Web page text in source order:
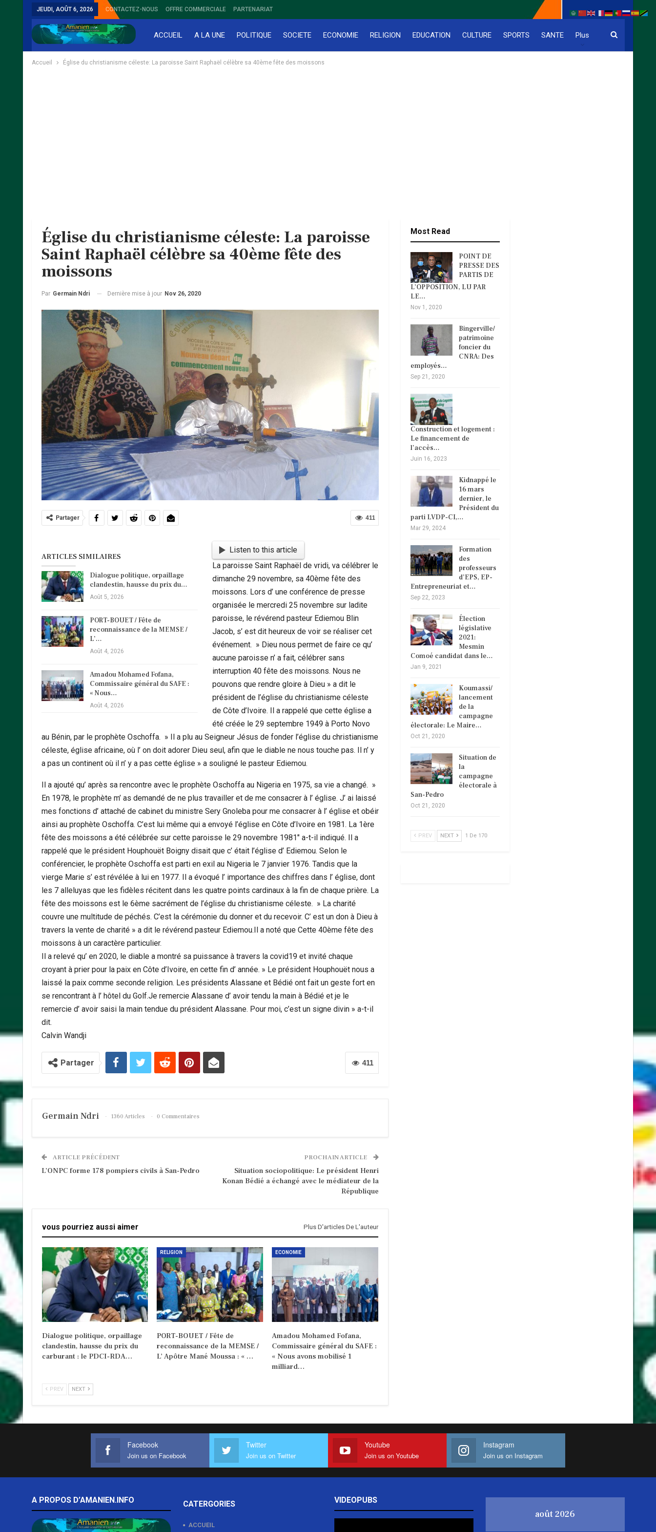
JEUDI, AOÛT 6, 2026 CONTACTEZ-NOUS OFFRE COMMERCIALE PARTENARIAT
ACCUEIL A LA UNE POLITIQUE SOCIETE ECONOMIE RELIGION EDUCATION CULTURE SPORTS SANTE Plus
Accueil Église du christianisme céleste: La paroisse Saint Raphaël célèbre sa 40ème fête des moissons
Église du christianisme céleste: La paroisse
Saint Raphaël célèbre sa 40ème fête des
moissons
Par Germain Ndri Dernière mise à jour Nov 26, 2020
411
Partager
ARTICLES SIMILAIRES
Dialogue politique, orpaillage
clandestin, hausse du prix du…
Août 5, 2026
PORT-BOUET / Fête de
reconnaissance de la MEMSE /
L’…
Août 4, 2026
Amadou Mohamed Fofana,
Commissaire général du SAFE :
« Nous…
Août 4, 2026
Listen to this article
La paroisse Saint Raphaël de vridi, va célébrer le
dimanche 29 novembre, sa 40ème fête des
moissons. Lors d’ une conférence de presse
organisée le mercredi 25 novembre sur ladite
paroisse, le révérend pasteur Ediemou Blin
Jacob, s’ est dit heureux de voir se réaliser cet
événement. » Dieu nous permet de faire ce qu’
aucune paroisse n’ a fait, célébrer sans
interruption 40 fête des moissons. Nous ne
pouvons que rendre gloire à Dieu » a dit le
président de l’église du christianisme céleste
de Côte d’Ivoire. Il a rappelé que cette église a
été créée le 29 septembre 1949 à Porto Novo
au Bénin, par le prophète Oschoffa. » Il a plu au Seigneur Jésus de fonder l’église du christianisme
céleste, église africaine, où l’ on doit adorer Dieu seul, afin que le diable ne nous touche pas. Il n’ y
a pas un continent où il n’ y a pas cette église » a souligné le pasteur Ediemou.
Il a ajouté qu’ après sa rencontre avec le prophète Oschoffa au Nigeria en 1975, sa vie a changé. »
En 1978, le prophète m’ as demandé de ne plus travailler et de me consacrer à l’ église. J’ ai laissé
mes fonctions d’ attaché de cabinet du ministre Sery Gnoleba pour me consacrer à l’ église et obéir
ainsi au prophète Oschoffa. C’est lui même qui a envoyé l’église en Côte d’Ivoire en 1981. La 1ère
fête des moissons a été célébrée sur cette paroisse le 29 novembre 1981″ a-t-il indiqué. Il a
rappelé que le président Houphouët Boigny disait que c’ était l’église d’ Ediemou. Selon le
conférencier, le prophète Oschoffa est parti en exil au Nigeria le 7 janvier 1976. Tandis que la
vierge Marie s’ est révélée à lui en 1977. Il a évoqué l’ importance des chiffres dans l’ église, dont
les 7 alleluyas que les fidèles récitent dans les quatre points cardinaux à la fin de chaque prière. La
fête des moissons est le 6ème sacrément de l’église du christianisme céleste. » La charité
couvre une multitude de péchés. C’est la cérémonie du donner et du recevoir. C’ est un don à Dieu à
travers la vente de charité » a dit le révérend pasteur Ediemou.Il a noté que Cette 40ème fête des
moissons à un caractère particulier.
Il a relevé qu’ en 2020, le diable a montré sa puissance à travers la covid19 et invité chaque
croyant à prier pour la paix en Côte d’Ivoire, en cette fin d’ année. » Le président Houphouët nous a
laissé la paix comme seconde religion. Les présidents Alassane et Bédié ont fait un geste fort en
se rencontrant à l’ hôtel du Golf.Je remercie Alassane d’ avoir tendu la main à Bédié et je le
remercie d’ avoir saisi la main tendue du président Alassane. Pour moi, c’est un signe divin » a-t-il
dit.
Calvin Wandji
411
Partager
Germain Ndri 1360 Articles 0 Commentaires
ARTICLE PRÉCÉDENT
L’ONPC forme 178 pompiers civils à San-Pedro
PROCHAIN ARTICLE
Situation sociopolitique: Le président Henri
Konan Bédié a échangé avec le médiateur de la
République
vous pourriez aussi aimer Plus D'articles De L'auteur
Dialogue politique, orpaillage
clandestin, hausse du prix du
carburant : le PDCI-RDA…
RELIGION
PORT-BOUET / Fête de
reconnaissance de la MEMSE /
L’ Apôtre Mané Moussa : « …
ECONOMIE
Amadou Mohamed Fofana,
Commissaire général du SAFE :
« Nous avons mobilisé 1
milliard…
PREV NEXT
Most Read
POINT DE
PRESSE DES
PARTIS DE
L’OPPOSITION, LU PAR
LE…
Nov 1, 2020
Bingerville/
patrimoine
foncier du
CNRA: Des
employés…
Sep 21, 2020
Construction et logement :
Le financement de
l’accès…
Juin 16, 2023
Kidnappé le
16 mars
dernier, le
Président du
parti LVDP-CI,…
Mar 29, 2024
Formation
des
professeurs
d’EPS, EP-
Entrepreneuriat et…
Sep 22, 2023
Élection
législative
2021:
Mesmin
Comoé candidat dans le…
Jan 9, 2021
Koumassi/
lancement
de la
campagne
électorale: Le Maire…
Oct 21, 2020
Situation de
la
campagne
électorale à
San-Pedro
Oct 21, 2020
PREV NEXT 1 De 170
Facebook
Join us on Facebook
Twitter
Join us on Twitter
Youtube
Join us on Youtube
Instagram
Join us on Instagram
A PROPOS D’AMANIEN.INFO CATERGORIES
ACCUEIL
VIDEOPUBS
août 2026